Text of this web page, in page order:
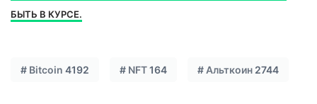
БЫТЬ В КУРСЕ.
# Bitcoin 4192 # NFT164 # Альткоин 2744